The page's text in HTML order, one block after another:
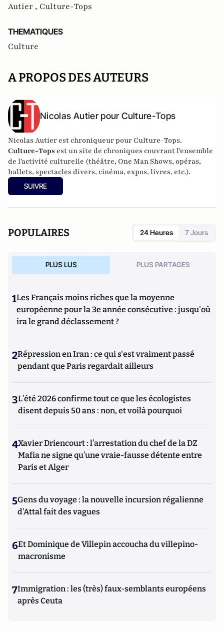
Autier , Culture-Tops
THEMATIQUES
Culture
A PROPOS DES AUTEURS
Nicolas Autier pour Culture-Tops
Nicolas Autier est chroniqueur pour Culture-Tops.
Culture-Tops est un site de chroniques couvrant l'ensemble
de l'activité culturelle (théâtre, One Man Shows, opéras,
ballets, spectacles divers, cinéma, expos, livres, etc.).
SUIVRE
POPULAIRES 24 Heures 7 Jours
PLUS LUS PLUS PARTAGES
1Les Français moins riches que la moyenne
européenne pour la 3e année consécutive : jusqu'où
ira le grand déclassement ?
2Répression en Iran : ce qui s'est vraiment passé
pendant que Paris regardait ailleurs
3L’été 2026 confirme tout ce que les écologistes
disent depuis 50 ans : non, et voilà pourquoi
4Xavier Driencourt : l’arrestation du chef de la DZ
Mafia ne signe qu’une vraie-fausse détente entre
Paris et Alger
5Gens du voyage : la nouvelle incursion régalienne
d'Attal fait des vagues
6Et Dominique de Villepin accoucha du villepino-
macronisme
7Immigration : les (très) faux-semblants européens
après Ceuta